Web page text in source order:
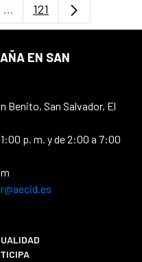
...Páginas intermedias Use
Página
121
EN SAN
Benito, San Salvador, El
p. m. y de 2:00 a 7:00